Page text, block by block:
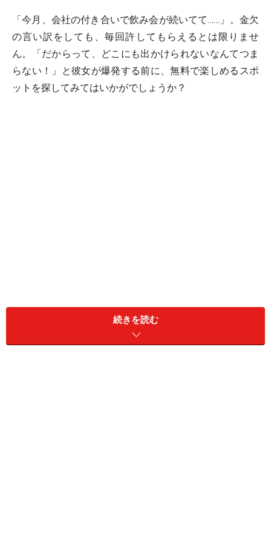
「今月、会社の付き合いで飲み会が続いてて……」。金欠
の言い訳をしても、毎回許してもらえるとは限りませ
ん。「だからって、どこにも出かけられないなんてつま
らない！」と彼女が爆発する前に、無料で楽しめるスポ
ットを探してみてはいかがでしょうか？
代々木公園や井の頭公園など自然がいっぱいの空が広く
見渡せるスポットも素敵ですが、そのほかにも、お金を
かけずに普段のデートと同じか、あるいはそれ以上に楽
続きを読む